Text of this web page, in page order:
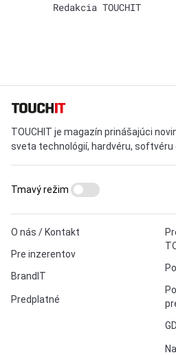
Redakcia TOUCHIT
TOUCHIT je magazín prinášajúci
sveta technológií, hardvéru, softvéru
O nás / Kontakt
Pre inzerentov
BrandIT
Predplatné
Tmavý režim